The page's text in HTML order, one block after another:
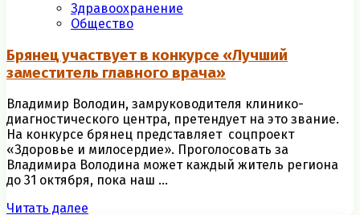
Здравоохранение
Общество
Брянец участвует в конкурсе «Лучший
заместитель главного врача»
Владимир Володин, замруководителя клинико-
диагностического центра, претендует на это звание.
На конкурсе брянец представляет соцпроект
«Здоровье и милосердие». Проголосовать за
Владимира Володина может каждый житель региона
до 31 октября, пока наш ...
Читать далее